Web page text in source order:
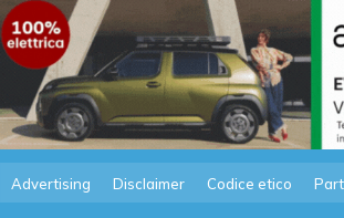
Advertising Disclaimer Codice etico